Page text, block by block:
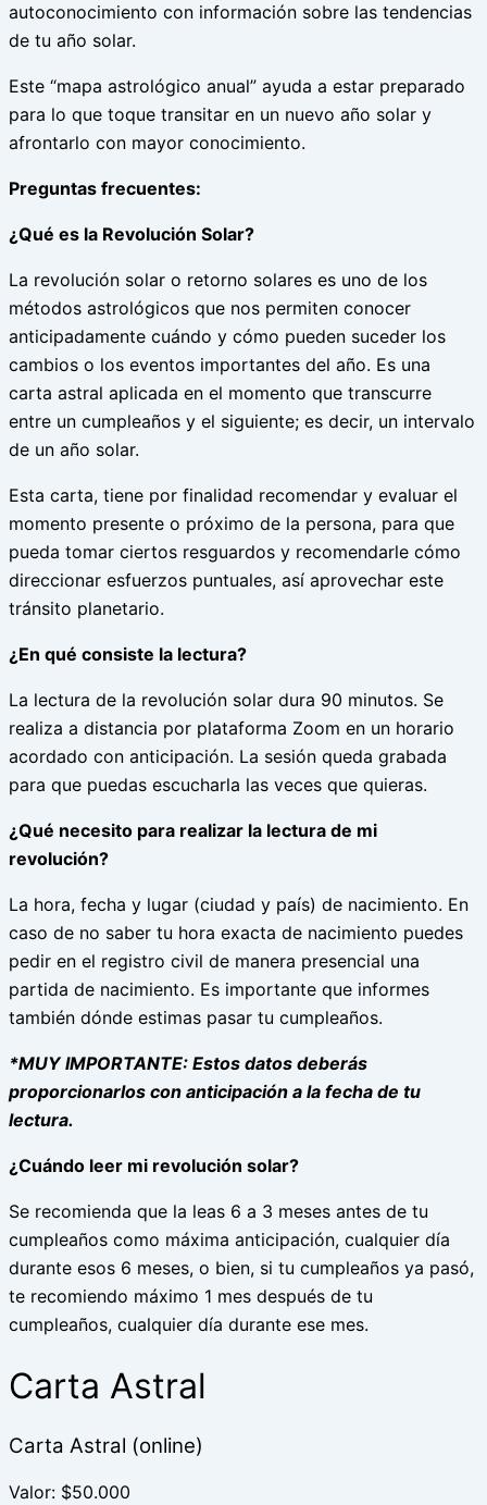
autoconocimiento con información sobre las tendencias
de tu año solar.
Este “mapa astrológico anual” ayuda a estar preparado
para lo que toque transitar en un nuevo año solar y
afrontarlo con mayor conocimiento.
Preguntas frecuentes:
¿Qué es la Revolución Solar?
La revolución solar o retorno solares es uno de los
métodos astrológicos que nos permiten conocer
anticipadamente cuándo y cómo pueden suceder los
cambios o los eventos importantes del año. Es una
carta astral aplicada en el momento que transcurre
entre un cumpleaños y el siguiente; es decir, un intervalo
de un año solar.
Esta carta, tiene por finalidad recomendar y evaluar el
momento presente o próximo de la persona, para que
pueda tomar ciertos resguardos y recomendarle cómo
direccionar esfuerzos puntuales, así aprovechar este
tránsito planetario.
¿En qué consiste la lectura?
La lectura de la revolución solar dura 90 minutos. Se
realiza a distancia por plataforma Zoom en un horario
acordado con anticipación. La sesión queda grabada
para que puedas escucharla las veces que quieras.
¿Qué necesito para realizar la lectura de mi
revolución?
La hora, fecha y lugar (ciudad y país) de nacimiento. En
caso de no saber tu hora exacta de nacimiento puedes
pedir en el registro civil de manera presencial una
partida de nacimiento. Es importante que informes
también dónde estimas pasar tu cumpleaños.
*MUY IMPORTANTE: Estos datos deberás
proporcionarlos con anticipación a la fecha de tu
lectura.
¿Cuándo leer mi revolución solar?
Se recomienda que la leas 6 a 3 meses antes de tu
cumpleaños como máxima anticipación, cualquier día
durante esos 6 meses, o bien, si tu cumpleaños ya pasó,
te recomiendo máximo 1 mes después de tu
cumpleaños, cualquier día durante ese mes.
Carta Astral
Carta Astral (online)
Valor: $50.000